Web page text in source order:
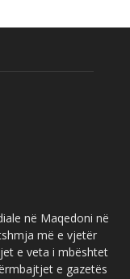
në Maqedoni në
më e vjetër
e veta i mbështet
e gazetës